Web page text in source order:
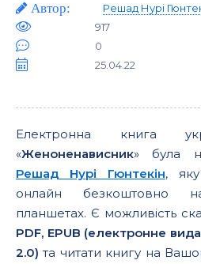
Автор:
Решад Нурі
917
0
25.04.22
Електронна книга
«Женоненависник» була
Решад Нурі Гюнтекін,
онлайн безкоштовно
планшетах. Є можливість
PDF, EPUB (електронне
2.0) та читати книгу на